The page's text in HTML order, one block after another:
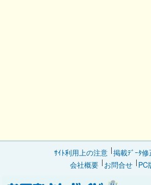
ｻｲﾄ利用上の注意 掲載ﾃﾞｰﾀ
会社概要
お問合せ PC